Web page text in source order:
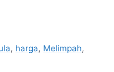
, harga, Melimpah,